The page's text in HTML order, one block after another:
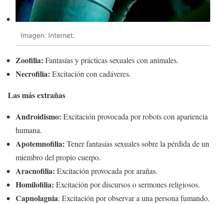
Imagen: Internet.
Zoofilia: Fantasías y prácticas sexuales con animales.
Necrofilia: Excitación con cadáveres.
Las más extrañas
Androidismo: Excitación provocada por robots con apariencia
humana.
Apotemnofilia: Tener fantasías sexuales sobre la pérdida de un
miembro del propio cuerpo.
Aracnofilia: Excitación provocada por arañas.
Homilofilia: Excitación por discursos o sermones religiosos.
Capnolagnia: Excitación por observar a una persona fumando.